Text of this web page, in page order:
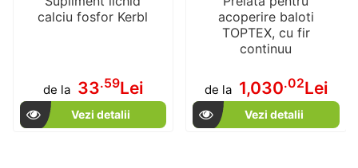
calciu fosfor Kerbl
de la 33.59Lei
Vezi detalii
acoperire baloti
TOPTEX, cu fir
continuu
de la 1,030.02Lei
Vezi detalii